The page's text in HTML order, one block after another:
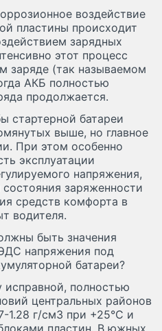
воздействие
пластины происходит
зарядных
этот процесс
заряде (так называемом
АКБ полностью
продолжается.
стартерной батареи
выше, но главное
При этом особенно
эксплуатации
напряжения,
заряженности
средств комфорта в
водителя.
быть значения
напряжения под
батареи?
исправной, полностью
центральных районов
1.28 г/см3 при +25°C и